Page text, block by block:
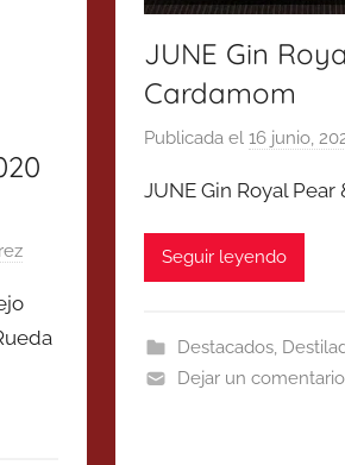
JUNE Gin
Cardamom
Publicada el16 junio,
JUNE Gin Royal
Seguir leyendo
Destacados,
Dejar un comentario